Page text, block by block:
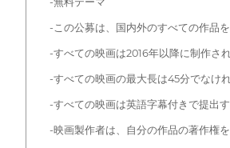
-この公募は、国内外のすべての作品を
-すべての映画は2016年以降に制作さ
-すべての映画の最大長は45分でなけ
-すべての映画は英語字幕付きで提出す
-映画製作者は、自分の作品の著作権